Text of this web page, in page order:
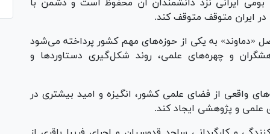
ایرانی نزد دانشمندان آن محفوظ است و دشمن با
ایران متوقف متوقف کند.
«دماوند» به یکی از حوزه‌های مهم کشور پرداخته می‌شود
و چهره‌های علمی، روند شکل‌گیری دستاورد‌ها و
واقعی از فضای علمی کشور، انگیزه و امید بیشتری در
علمی و پژوهشی ایجاد کند.